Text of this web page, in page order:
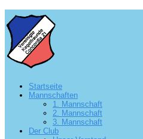
Startseite
Mannschaften
1. Mannschaft
2. Mannschaft
3. Mannschaft
Der Club